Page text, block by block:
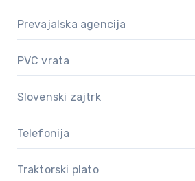
Prevajalska agencija
PVC vrata
Slovenski zajtrk
Telefonija
Traktorski plato